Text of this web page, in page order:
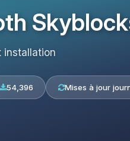
installation
54,396 Mises à jour